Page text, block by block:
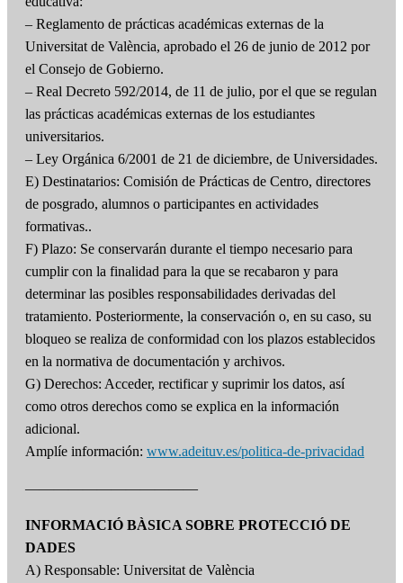
– Reglamento de prácticas académicas externas de la
Universitat de València, aprobado el 26 de junio de 2012 por
el Consejo de Gobierno.
– Real Decreto 592/2014, de 11 de julio, por el que se regulan
las prácticas académicas externas de los estudiantes
universitarios.
– Ley Orgánica 6/2001 de 21 de diciembre, de Universidades.
E) Destinatarios: Comisión de Prácticas de Centro, directores
de posgrado, alumnos o participantes en actividades
formativas..
F) Plazo: Se conservarán durante el tiempo necesario para
cumplir con la finalidad para la que se recabaron y para
determinar las posibles responsabilidades derivadas del
tratamiento. Posteriormente, la conservación o, en su caso, su
bloqueo se realiza de conformidad con los plazos establecidos
en la normativa de documentación y archivos.
G) Derechos: Acceder, rectificar y suprimir los datos, así
como otros derechos como se explica en la información
adicional.
Amplíe información: www.adeituv.es/politica-de-privacidad
————————————
INFORMACIÓ BÀSICA SOBRE PROTECCIÓ DE
DADES
A) Responsable: Universitat de València